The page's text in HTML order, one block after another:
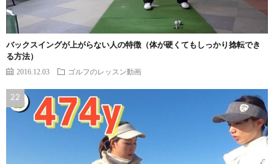
バックスイングが上がらない人の特徴（体が硬くてもしっかり捻転でき
る方法）
2016.12.03 ゴルフのレッスン動画